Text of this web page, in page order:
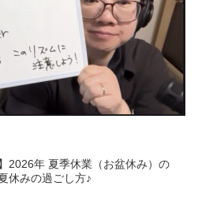
2026年 夏季休業（お盆休み）の
休みの過ごし方♪